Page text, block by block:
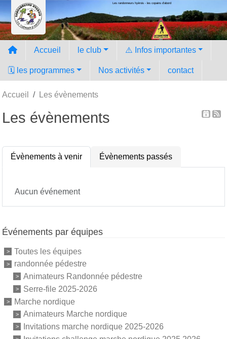
Les randonneurs hyèrois - les copains d'abord
Accueil le club ⚠️ Infos importantes
🗓️ les programmes Nos activités contact
Accueil Les évènements
Les évènements
Évènements à venir Évènements passés
Aucun événement
Événements par équipes
Toutes les équipes
randonnée pédestre
Animateurs Randonnée pédestre
Serre-file 2025-2026
Marche nordique
Animateurs Marche nordique
Invitations marche nordique 2025-2026
Panneau de gestion des cookies